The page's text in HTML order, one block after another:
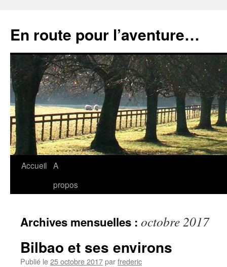
contenu
En route pour l’aventure…
Accueil A
propos
Archives mensuelles : octobre 2017
Bilbao et ses environs
Publié le25 octobre 2017parfrederic